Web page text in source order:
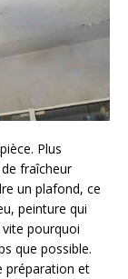
Plus
fraîcheur
un plafond, ce
peinture qui
pourquoi
que possible.
préparation et